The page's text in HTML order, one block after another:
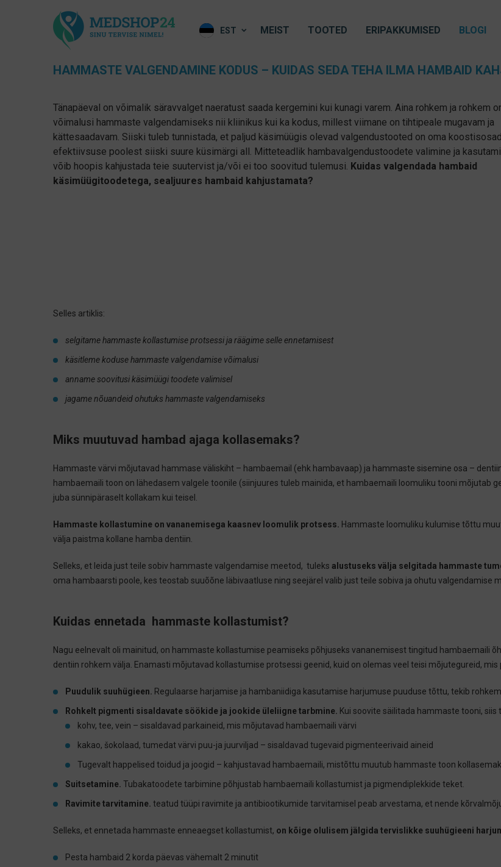
MEIST TOOTED ERIPAKKUMISED BLOGI
EST
HAMMASTE VALGENDAMINE KODUS – KUIDAS SEDA TEHA ILMA HAMBAID
Tänapäeval on võimalik säravvalget naeratust saada kergemini kui kunagi varem. Aina rohkem ja rohkem
võimalusi hammaste valgendamiseks nii kliinikus kui ka kodus, millest viimane on tihtipeale mugavam ja
kättesaadavam. Siiski tuleb tunnistada, et paljud käsimüügis olevad valgendustooted on oma
efektiivsuse poolest siiski suure küsimärgi all. Mitteteadlik hambavalgendustoodete valimine ja
võib hoopis kahjustada teie suutervist ja/või ei too soovitud tulemusi. Kuidas valgendada hambaid
käsimüügitoodetega, sealjuures hambaid kahjustamata?
Selles artiklis:
selgitame hammaste kollastumise protsessi ja räägime selle ennetamisest
käsitleme koduse hammaste valgendamise võimalusi
anname soovitusi käsimüügi toodete valimisel
jagame nõuandeid ohutuks hammaste valgendamiseks
Miks muutuvad hambad ajaga kollasemaks?
Hammaste värvi mõjutavad hammase väliskiht – hambaemail (ehk hambavaap) ja hammaste sisemine osa –
hambaemaili toon on lähedasem valgele toonile (siinjuures tuleb mainida, et hambaemaili loomuliku tooni mõjutab
juba sünnipäraselt kollakam kui teisel.
Hammaste kollastumine on vananemisega kaasnev loomulik protsess. Hammaste loomuliku kulumise tõttu
välja paistma kollane hamba dentiin.
Selleks, et leida just teile sobiv hammaste valgendamise meetod, tuleks alustuseks välja selgitada hammaste
oma hambaarsti poole, kes teostab suuõõne läbivaatluse ning seejärel valib just teile sobiva ja ohutu valgendamise
Kuidas ennetada hammaste kollastumist?
Nagu eelnevalt oli mainitud, on hammaste kollastumise peamiseks põhjuseks vananemisest tingitud hambaemaili
dentiin rohkem välja. Enamasti mõjutavad kollastumise protsessi geenid, kuid on olemas veel teisi mõjutegureid,
Puudulik suuhügieen. Regulaarse harjamise ja hambaniidiga kasutamise harjumuse puuduse tõttu, tekib
Rohkelt pigmenti sisaldavate söökide ja jookide üleliigne tarbmine. Kui soovite säilitada hammaste tooni,
kohv, tee, vein – sisaldavad parkaineid, mis mõjutavad hambaemaili värvi
kakao, šokolaad, tumedat värvi puu-ja juurviljad – sisaldavad tugevaid pigmenteerivaid aineid
Tugevalt happelised toidud ja joogid – kahjustavad hambaemaili, mistõttu muutub hammaste toon
Suitsetamine. Tubakatoodete tarbimine põhjustab hambaemaili kollastumist ja pigmendiplekkide teket.
Ravimite tarvitamine. teatud tüüpi ravimite ja antibiootikumide tarvitamisel peab arvestama, et nende
Selleks, et ennetada hammaste enneaegset kollastumist, on kõige olulisem jälgida tervislikke suuhügieeni
Pesta hambaid 2 korda päevas vähemalt 2 minutit